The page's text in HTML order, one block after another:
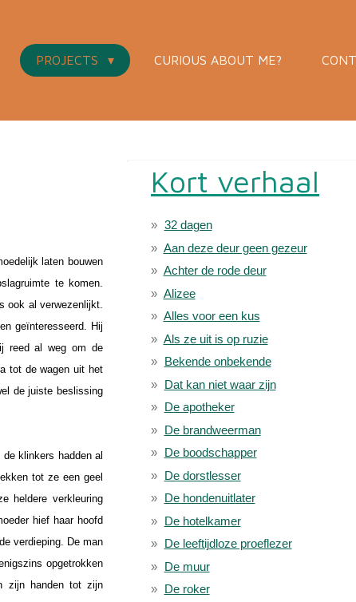
PROJECTS CURIOUS ABOUT ME?
laten bouwen
te komen.
ook al verwezenlijkt.
geïnteresseerd. Hij
reed al weg om de
tot de wagen uit het
de juiste beslissing
klinkers hadden al
tot ze een geel
heldere verkleuring
hief haar hoofd
verdieping. De man
opgetrokken
zijn handen tot zijn
Kort verhaal
32 dagen
Aan deze deur geen gezeur
Achter de rode deur
Alizee
Alles voor een kus
Als ze uit is op ruzie
Bekende onbekende
Dat kan niet waar zijn
De apotheker
De brandweerman
De boodschapper
De dorstlesser
De hondenuitlater
De hotelkamer
De leeftijdloze proeflezer
De muur
De roker